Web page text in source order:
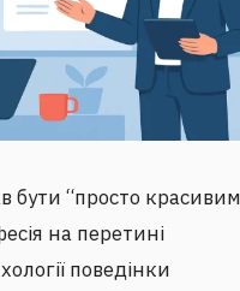
бути “просто
на перетині
поведінки